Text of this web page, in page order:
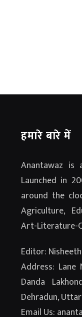
हमारे बारे में
Anantawaz is
Launched in
around the
Agriculture,
Art-Literature-
Editor:
Address: Lane
Danda
Dehradun,
Email Us: